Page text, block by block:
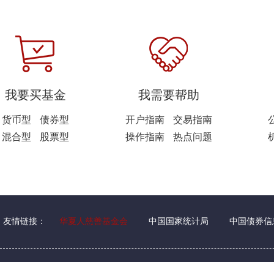
我要买基金
货币型
债券型
混合型
股票型
我需要帮助
开户指南
交易指南
操作指南
热点问题
友情链接： 华夏人慈善基金会 中国国家统计局 中国债券信